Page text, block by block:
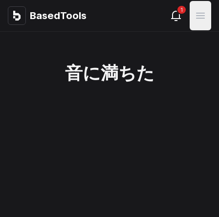
BasedTools
BasedTools 1
Open
音に満ちた